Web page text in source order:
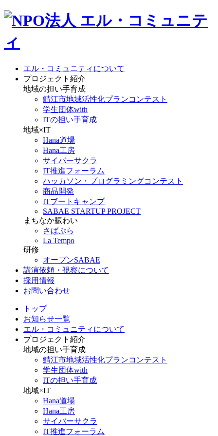
エル・コミュニティについて
プロジェクト紹介
地域の担い手育成
鯖江市地域活性化プランコンテスト
学生団体with
ITの担い手育成
地域×IT
Hana道場
Hana工房
サイバーサクラ
IT推進フォーラム
ハッカソン・プログラミングコンテスト
商品開発
ITブートキャンプ
SABAE STARTUP PROJECT
まちなか賑わい
さばぷら
La Tempo
研修
オープンSABAE
講演依頼・視察について
採用情報
お問い合わせ
トップ
お知らせ一覧
エル・コミュニティについて
プロジェクト紹介
地域の担い手育成
鯖江市地域活性化プランコンテスト
学生団体with
ITの担い手育成
地域×IT
Hana道場
Hana工房
サイバーサクラ
IT推進フォーラム